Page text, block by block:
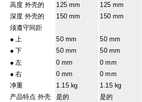
高度 外壳的 125 mm 125 mm
深度 外壳的
150 mm 150 mm
须遵守间距
●上 50 mm 50 mm
●下 50 mm 50 mm
● 左 0 mm 0 mm
●右 0 mm 0 mm
净重
1.15 kg 1.15 kg
产品特点 外壳 是的 是的